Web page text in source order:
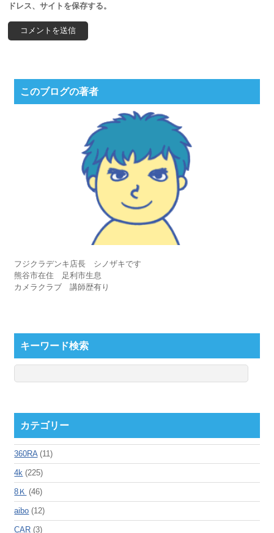
ドレス、サイトを保存する。
このブログの著者
フジクラデンキ店長 シノザキです
熊谷市在住 足利市生息
カメラクラブ 講師歴有り
キーワード検索
カテゴリー
360RA (11)
4k (225)
8Ｋ (46)
aibo (12)
CAR (3)